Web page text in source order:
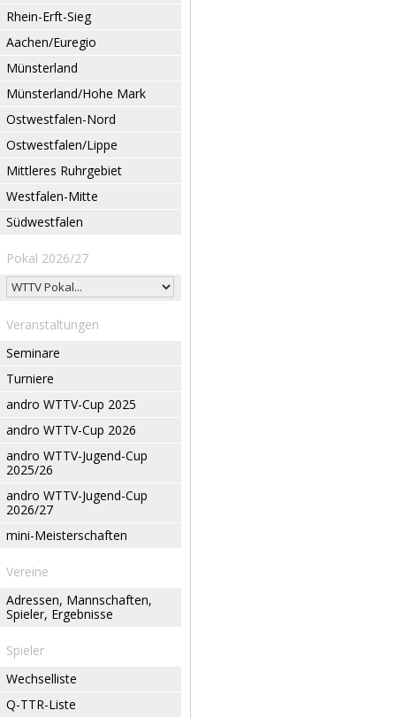
Rhein-Erft-Sieg
Aachen/Euregio
Münsterland
Münsterland/Hohe Mark
Ostwestfalen-Nord
Ostwestfalen/Lippe
Mittleres Ruhrgebiet
Westfalen-Mitte
Südwestfalen
Pokal 2026/27
Veranstaltungen
Seminare
Turniere
andro WTTV-Cup 2025
andro WTTV-Cup 2026
andro WTTV-Jugend-Cup
2025/26
andro WTTV-Jugend-Cup
2026/27
mini-Meisterschaften
Vereine
Adressen, Mannschaften,
Spieler, Ergebnisse
Spieler
Wechselliste
Q-TTR-Liste